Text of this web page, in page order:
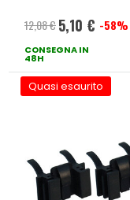
RACING Bmw
12,08 € Prezzo
speciale
5,10 € -58%
CONSEGNA IN
48H
Quasi esaurito